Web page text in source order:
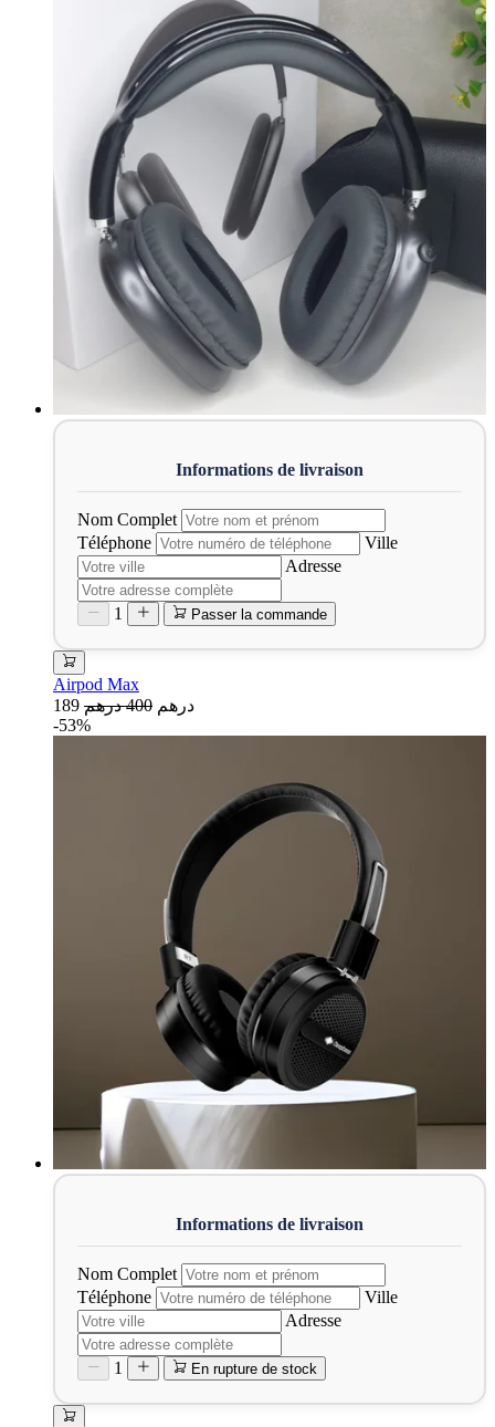
Nom Complet
Téléphone
Ville
Adresse
1 Passer la commande
Airpod Max
189 درهم 400 درهم
-53%
Nom Complet
Téléphone
Ville
Adresse
1 En rupture de stock